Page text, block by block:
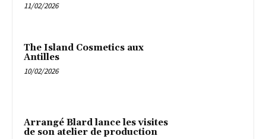
11/02/2026
The Island Cosmetics aux
Antilles
10/02/2026
Arrangé Blard lance les visites
de son atelier de production